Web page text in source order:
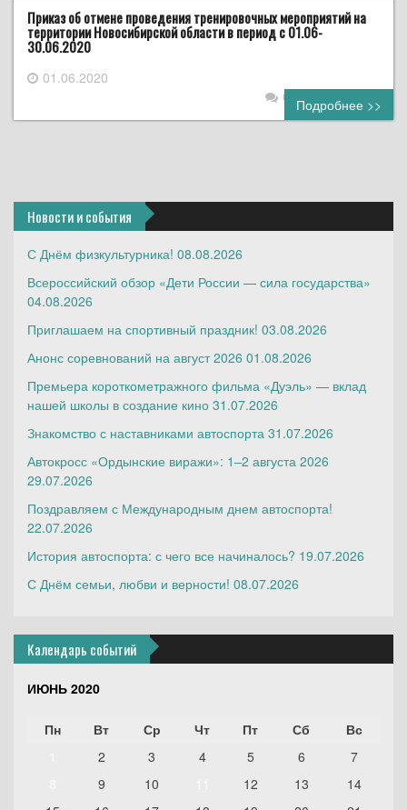
Приказ об отмене проведения тренировочных мероприятий на
территории Новосибирской области в период с 01.06-
30.06.2020
01.06.2020
0 комментариев
Подробнее >>
Новости и события
С Днём физкультурника! 08.08.2026
Всероссийский обзор «Дети России — сила государства»
04.08.2026
Приглашаем на спортивный праздник! 03.08.2026
Анонс соревнований на август 2026 01.08.2026
Премьера короткометражного фильма «Дуэль» — вклад
нашей школы в создание кино 31.07.2026
Знакомство с наставниками автоспорта 31.07.2026
Автокросс «Ордынские виражи»: 1–2 августа 2026
29.07.2026
Поздравляем с Международным днем автоспорта!
22.07.2026
История автоспорта: с чего все начиналось? 19.07.2026
С Днём семьи, любви и верности! 08.07.2026
Календарь событий
ИЮНЬ 2020
Пн Вт Ср Чт Пт Сб
Вс
2 3 4 5 6
7
9 10 12 13
14